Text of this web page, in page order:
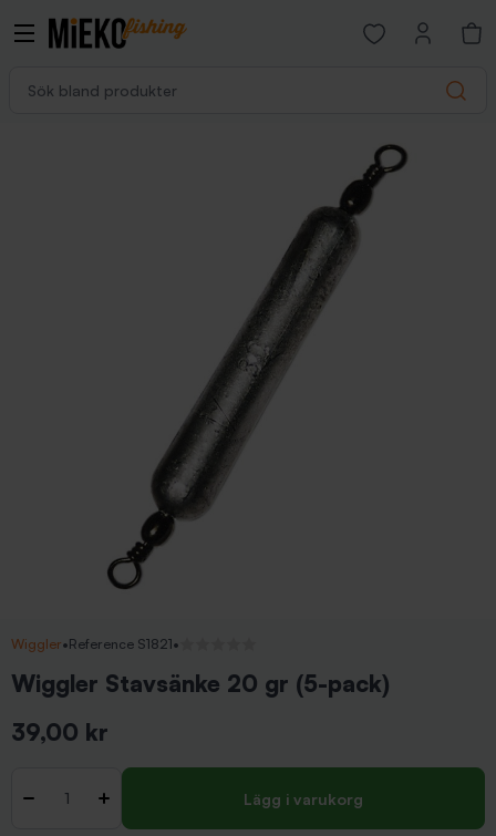
Search
Open favorites
Wiggler•Reference S1821•
Wiggler Stavsänke 20 gr (5-pack)
39,00 kr
- + Lägg i varukorg